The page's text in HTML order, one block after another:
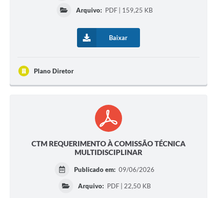
Arquivo: PDF | 159,25 KB
Baixar
Plano Diretor
CTM REQUERIMENTO À COMISSÃO TÉCNICA
MULTIDISCIPLINAR
Publicado em: 09/06/2026
Arquivo: PDF | 22,50 KB